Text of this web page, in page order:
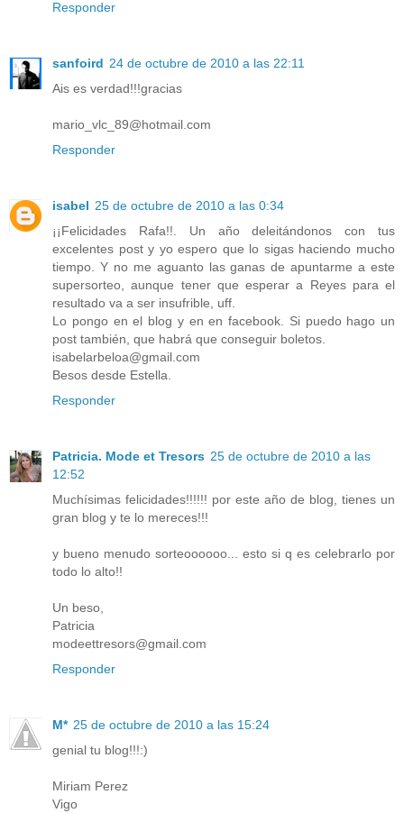
Responder
sanfoird 24 de octubre de 2010 a las 22:11
Ais es verdad!!!gracias
mario_vlc_89@hotmail.com
Responder
isabel 25 de octubre de 2010 a las 0:34
¡¡Felicidades Rafa!!. Un año deleitándonos con tus
excelentes post y yo espero que lo sigas haciendo mucho
tiempo. Y no me aguanto las ganas de apuntarme a este
supersorteo, aunque tener que esperar a Reyes para el
resultado va a ser insufrible, uff.
Lo pongo en el blog y en en facebook. Si puedo hago un
post también, que habrá que conseguir boletos.
isabelarbeloa@gmail.com
Besos desde Estella.
Responder
Patricia. Mode et Tresors 25 de octubre de 2010 a las
12:52
Muchísimas felicidades!!!!!! por este año de blog, tienes un
gran blog y te lo mereces!!!
y bueno menudo sorteoooooo... esto si q es celebrarlo por
todo lo alto!!
Un beso,
Patricia
modeettresors@gmail.com
Responder
M* 25 de octubre de 2010 a las 15:24
genial tu blog!!!:)
Miriam Perez
Vigo